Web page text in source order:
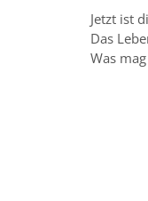
Jetzt ist
Das
Was